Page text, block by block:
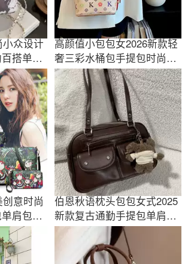
小众设计
搭单肩
高颜值小包包女2026新款轻
奢三彩水桶包手提包时尚百
搭单肩斜挎包
意时尚
肩包时
伯恩秋语枕头包包女式2025
新款复古通勤手提包单肩包
2025